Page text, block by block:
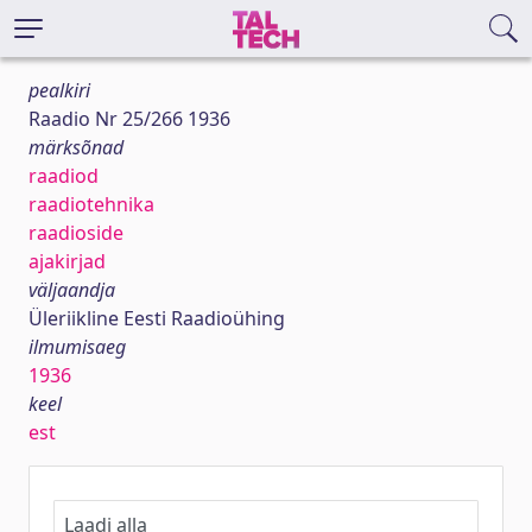
pealkiri
Raadio Nr 25/266 1936
märksõnad
raadiod
raadiotehnika
raadioside
ajakirjad
väljaandja
Üleriikline Eesti Raadioühing
ilmumisaeg
1936
keel
est
Laadi alla